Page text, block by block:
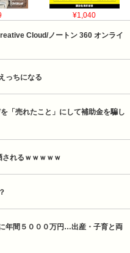
¥1,040
Cloud/ノートン 360 オンライ
っちになる
「売れたこと」にして補助金を騙し
されるｗｗｗｗｗ
年間５０００万円…出産・子育と両